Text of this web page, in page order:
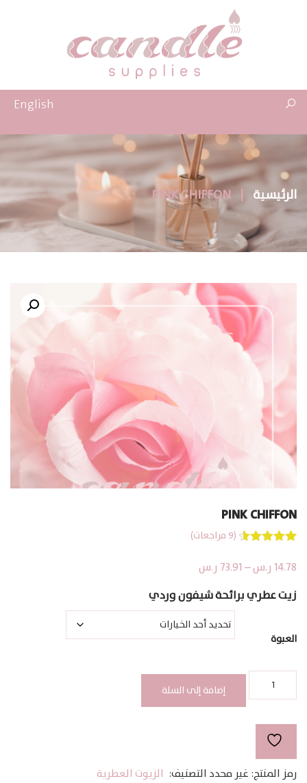
English
الرئيسية PINK CHIFFON
PINK CHIFFON
بـ 4.56
5 بناءً على
عملاء
(
9 مراجعات)
14.78 ر.س–
73.91 ر.سنطاق
من
خلال
زيت عطري برائحة شيفون وردي
العبوة
CHIFFON
إضافة إلى السلة
رمز المنتج: غير محدد التصنيف: الزيوت العطرية